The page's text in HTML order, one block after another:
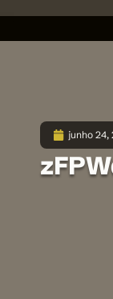
junho 24,